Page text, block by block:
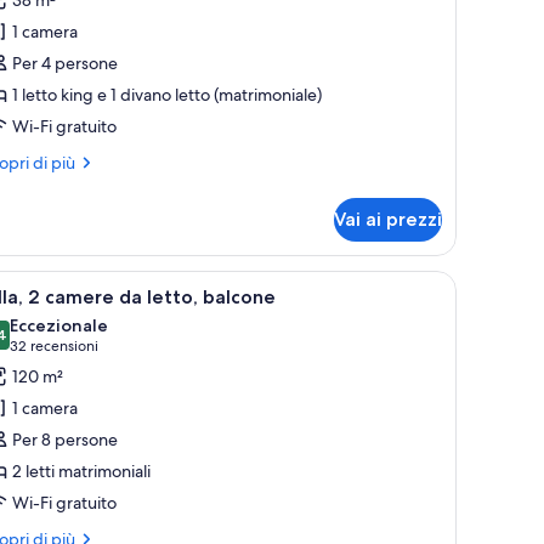
1 camera
Per 4 persone
1 letto king e 1 divano letto (matrimoniale)
Wi-Fi gratuito
di più
Vai ai prezzi
sugli edifici esterni e un quadro appeso al muro.
divano, tavolino e vista sugli edifici.Una camera d'albergo con divano, due
12 2 camere da letto, balcone
su 10
Eccezionale
32 recensioni
(32
recensioni)
120 m²
1 camera
Per 8 persone
2 letti matrimoniali
Wi-Fi gratuito
di più